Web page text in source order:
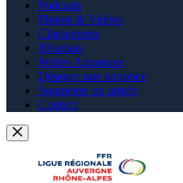
Podcasts
Photos & Vidéos
Classements
Résultats
Petites Annonces
Déposer une annonce
Soumettre un article
Contact